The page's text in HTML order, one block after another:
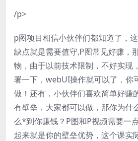
/p>
p图项目相信小伙伴们都知道了，
缺点就是需要值守,P图常见好赚，
物，由于以前技术限制，不好实现
署一下，webUI操作就可以了，你
做！还有，小伙伴们喜欢简单好赚
有壁垒，大家都可以做，那你为什
么*到你赚钱？P图和P视频需要一
起来就是你的壁垒优势，这个课实